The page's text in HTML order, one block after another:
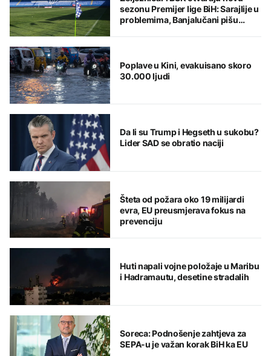
sezonu Premijer lige BiH: Sarajlije u
problemima, Banjalučani pišu
Poplave u Kini, evakuisano skoro
30.000 ljudi
Da li su Trump i Hegseth u sukobu?
Lider SAD se obratio naciji
Šteta od požara oko 19 milijardi
evra, EU preusmjerava fokus na
prevenciju
Huti napali vojne položaje u Maribu
i Hadramautu, desetine stradalih
Soreca: Podnošenje zahtjeva za
SEPA-u je važan korak BiH ka EU